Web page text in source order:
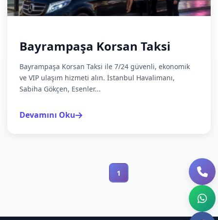
Bayrampaşa Korsan Taksi
Bayrampaşa Korsan Taksi ile 7/24 güvenli, ekonomik
ve VIP ulaşım hizmeti alın. İstanbul Havalimanı,
Sabiha Gökçen, Esenler...
Devamını Oku
1